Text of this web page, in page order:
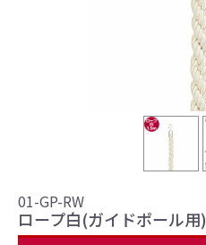
01-GP-RW
ロープ白(ガイドポール用)